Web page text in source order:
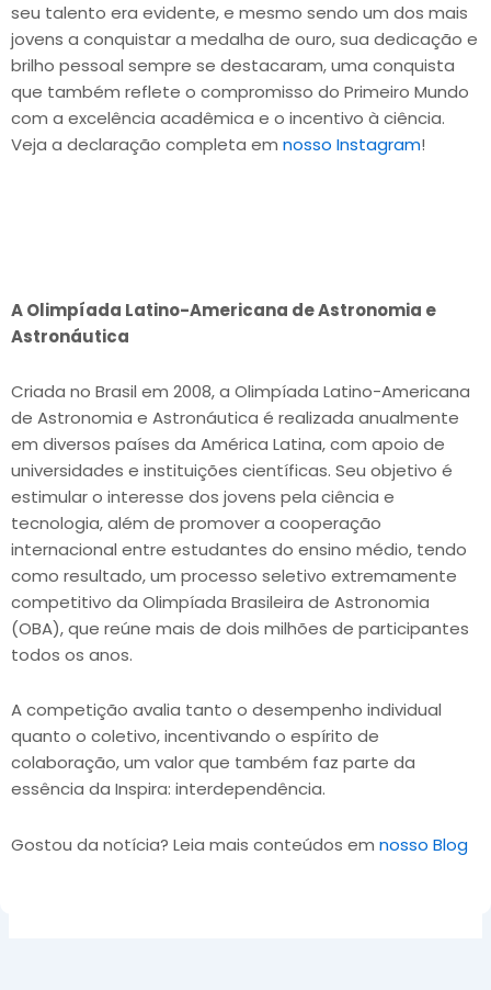
seu talento era evidente, e mesmo sendo um dos mais
jovens a conquistar a medalha de ouro, sua dedicação e
brilho pessoal sempre se destacaram, uma conquista
que também reflete o compromisso do Primeiro Mundo
com a excelência acadêmica e o incentivo à ciência.
Veja a declaração completa em nosso Instagram!
A Olimpíada Latino-Americana de Astronomia e
Astronáutica
Criada no Brasil em 2008, a Olimpíada Latino-Americana
de Astronomia e Astronáutica é realizada anualmente
em diversos países da América Latina, com apoio de
universidades e instituições científicas. Seu objetivo é
estimular o interesse dos jovens pela ciência e
tecnologia, além de promover a cooperação
internacional entre estudantes do ensino médio, tendo
como resultado, um processo seletivo extremamente
competitivo da Olimpíada Brasileira de Astronomia
(OBA), que reúne mais de dois milhões de participantes
todos os anos.
A competição avalia tanto o desempenho individual
quanto o coletivo, incentivando o espírito de
colaboração, um valor que também faz parte da
essência da Inspira: interdependência.
Gostou da notícia? Leia mais conteúdos em nosso Blog